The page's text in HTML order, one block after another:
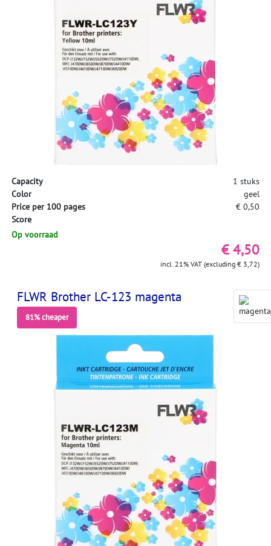
Capacity
1 stuks
Color
geel
Price per 100 pages
€ 0,50
Score
Op voorraad
€ 4,50
incl. 21% VAT (excluding € 3,72)
FLWR Brother LC-123 magenta
81% cheaper